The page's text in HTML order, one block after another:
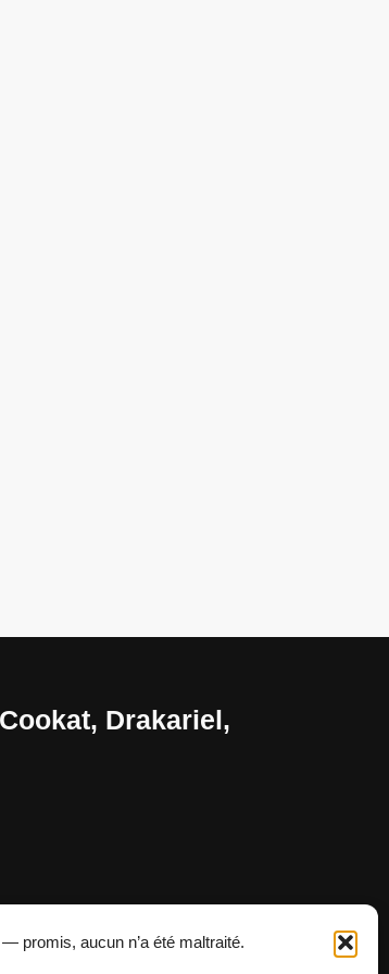
promis, aucun n’a été maltraité.
Drakariel,